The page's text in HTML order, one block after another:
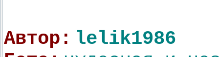
Автор: lelik1986